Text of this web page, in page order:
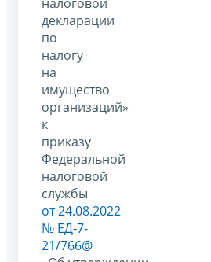
декларации
по
налогу
на
имущество
организаций»
к
приказу
Федеральной
налоговой
службы
от 24.08.2022
№ ЕД-7-
21/766@